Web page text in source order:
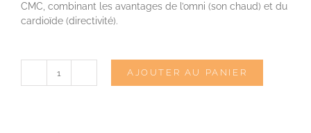
CMC, combinant les avantages de l’omni (son chaud) et du
cardioïde (directivité).
quantité
AJOUTER AU PANIER